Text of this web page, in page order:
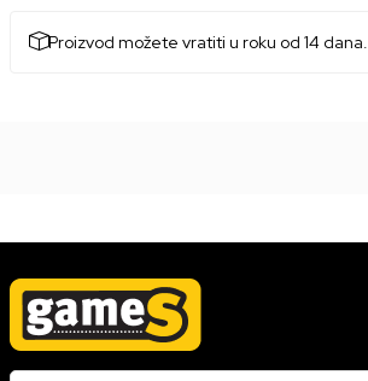
Proizvod možete vratiti u roku od 14 dana.